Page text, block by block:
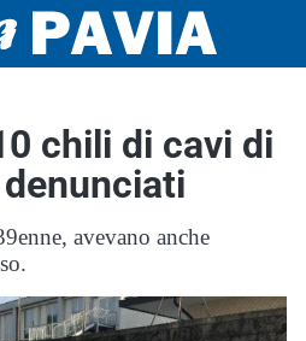
chili di cavi di
avevano anche